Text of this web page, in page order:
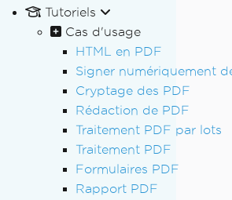
Tutoriels
Cas d'usage
HTML en PDF
Signer numériquement
Cryptage des PDF
Rédaction de PDF
Traitement PDF par lots
Traitement PDF
Formulaires PDF
Rapport PDF